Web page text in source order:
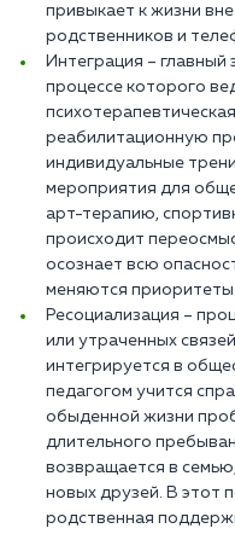
привыкает к жизни
родственников и
Интеграция – главный
процессе которого
реабилитационную
индивидуальные
мероприятия для
арт-терапию,
происходит
осознает всю
меняются приоритеты
Ресоциализация –
или утраченных
интегрируется в
педагогом учится
обыденной жизни
длительного
возвращается в
новых друзей. В этот
родственная